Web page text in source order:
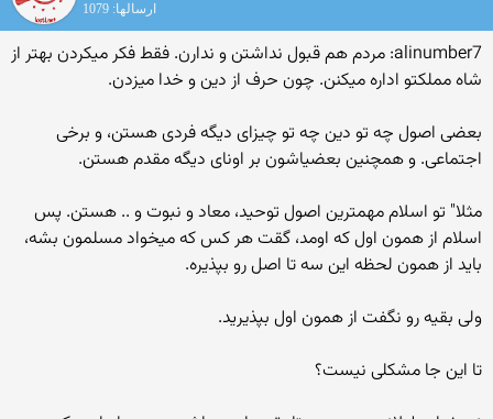
ارسالها: 1079
alinumber7: مردم هم قبول نداشتن و ندارن. فقط فكر میكردن بهتر از
شاه مملكتو اداره میكنن. چون حرف از دین و خدا میزدن.
بعضی اصول چه تو دین چه تو چیزای دیگه فردی هستن، و برخی
اجتماعی. و همچنین بعضیاشون بر اونای دیگه مقدم هستن.
مثلا" تو اسلام مهمترین اصول توحید، معاد و نبوت و .. هستن. پس
اسلام از همون اول كه اومد، گقت هر كس كه میخواد مسلمون بشه،
باید از همون لحظه این سه تا اصل رو بپذیره.
ولی بقیه رو نگفت از همون اول بپذیرید.
تا این جا مشكلی نیست؟